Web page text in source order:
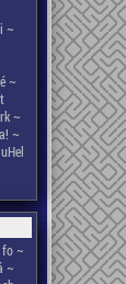
~
~
~
~
~
~